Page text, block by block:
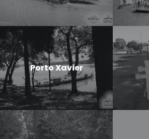
Porto Xavier